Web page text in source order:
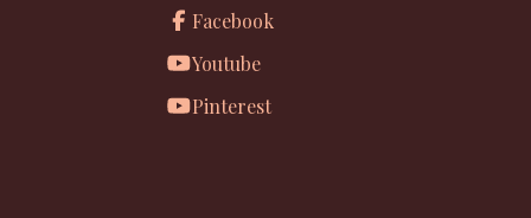
Facebook
Youtube
Pinterest